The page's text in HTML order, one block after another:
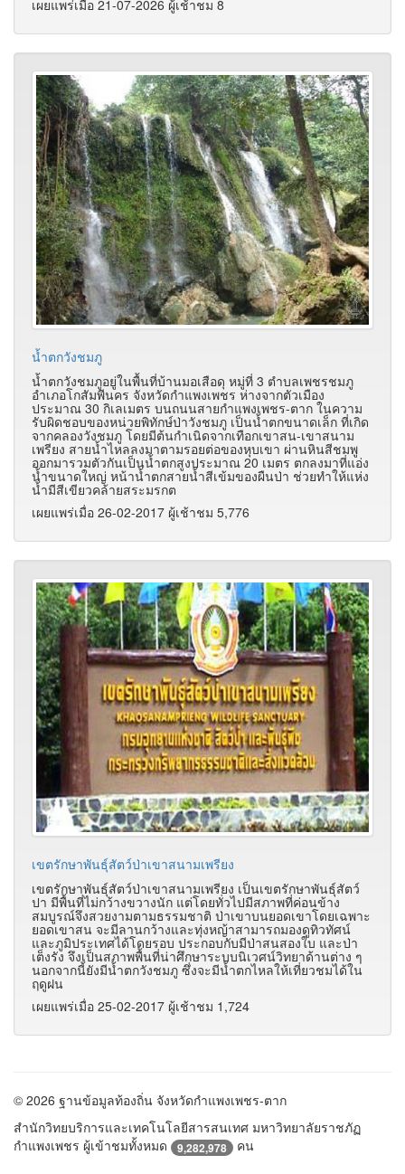
เผยแพร่เมื่อ 21-07-2026 ผู้เช้าชม 8
น้ำตกวังชมภู
น้ำตกวังชมภูอยู่ในพื้นที่บ้านมอเสือดุ หมู่ที่ 3 ตำบลเพชรชมภู
อำเภอโกสัมพีนคร จังหวัดกำแพงเพชร ห่างจากตัวเมือง
ประมาณ 30 กิเลเมตร บนถนนสายกำแพงเพชร-ตาก ในความ
รับผิดชอบของหน่วยพิทักษ์ป่าวังชมภู เป็นน้ำตกขนาดเล็ก ที่เกิด
จากคลองวังชมภู โดยมีต้นกำเนิดจากเทือกเขาสน-เขาสนาม
เพรียง สายน้ำไหลลงมาตามรอยต่อของหุบเขา ผ่านหินสีชมพู
ออกมารวมตัวกันเป็นน้ำตกสูงประมาณ 20 เมตร ตกลงมาที่แอ่ง
น้ำขนาดใหญ่ หน้าน้ำตกสายน้ำสีเข้มของผืนป่า ช่วยทำให้แห่ง
น้ำมีสีเขียวคล้ายสระมรกต
เผยแพร่เมื่อ 26-02-2017 ผู้เช้าชม 5,776
เขตรักษาพันธุ์สัตว์ป่าเขาสนามเพรียง
เขตรักษาพันธุ์สัตว์ป่าเขาสนามเพรียง เป็นเขตรักษาพันธุ์สัตว์
ปา มีพื้นที่ไม่กว้างขวางนัก แต่โดยทั่วไปมีสภาพที่ค่อนข้าง
สมบูรณ์จึงสวยงามตามธรรมชาติ ป่าเขาบนยอดเขาโดยเฉพาะ
ยอดเขาสน จะมีลานกว้างและทุ่งหญ้าสามารถมองดูทิวทัศน์
และภูมิประเทศได้โดยรอบ ประกอบกับมีป่าสนสองใบ และป่า
เต็งรัง จึงเป็นสภาพพื้นที่น่าศึกษาระบบนิเวศน์วิทยาด้านต่าง ๆ
นอกจากนี้ยังมีน้ำตกวังชมภู ซึ่งจะมีน้ำตกไหลให้เที่ยวชมได้ใน
ฤดูฝน
เผยแพร่เมื่อ 25-02-2017 ผู้เช้าชม 1,724
© 2026 ฐานข้อมูลท้องถิ่น จังหวัดกำแพงเพชร-ตาก
สำนักวิทยบริการและเทคโนโลยีสารสนเทศ มหาวิทยาลัยราชภัฏ
กำแพงเพชร ผู้เข้าชมทั้งหมด
9,282,978 คน